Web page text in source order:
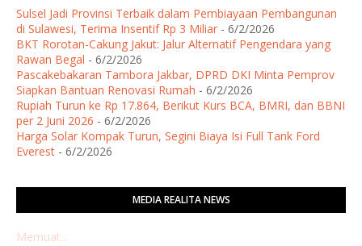
Sulsel Jadi Provinsi Terbaik dalam Pembiayaan Pembangunan
di Sulawesi, Terima Insentif Rp 3 Miliar - 6/2/2026
BKT Rorotan-Cakung Jakut: Jalur Alternatif Pengendara yang
Rawan Begal - 6/2/2026
Pascakebakaran Tambora Jakbar, DPRD DKI Minta Pemprov
Siapkan Bantuan Renovasi Rumah - 6/2/2026
Rupiah Turun ke Rp 17.864, Berikut Kurs BCA, BMRI, dan BBNI
per 2 Juni 2026 - 6/2/2026
Harga Solar Kompak Turun, Segini Biaya Isi Full Tank Ford
Everest - 6/2/2026
MEDIA REALITA NEWS
Memuat...